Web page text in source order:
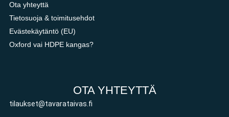
Ota yhteyttä
Tietosuoja & toimitusehdot
Evästekäytäntö (EU)
Oxford vai HDPE kangas?
OTA YHTEYTTÄ
tilaukset@tavarataivas.fi